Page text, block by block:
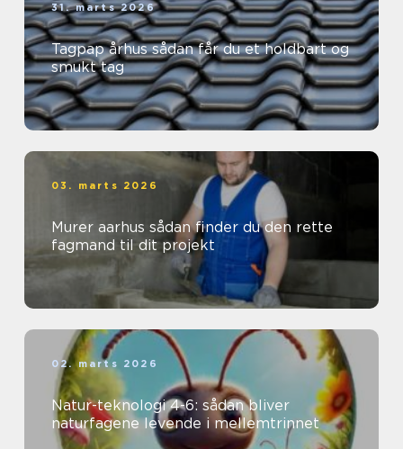
31. marts 2026
Tagpap århus sådan får du et holdbart og
smukt tag
03. marts 2026
Murer aarhus sådan finder du den rette
fagmand til dit projekt
02. marts 2026
Natur-teknologi 4-6: sådan bliver
naturfagene levende i mellemtrinnet